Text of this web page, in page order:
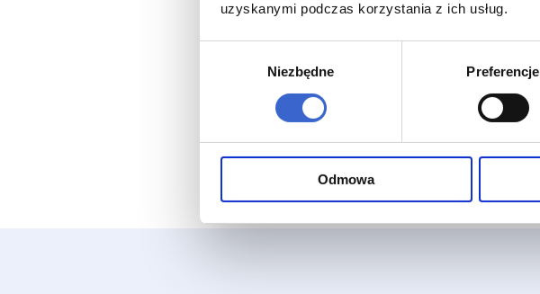
uzyskanymi podczas korzystania z ich usług.
Niezbędne Preferencje
Odmowa